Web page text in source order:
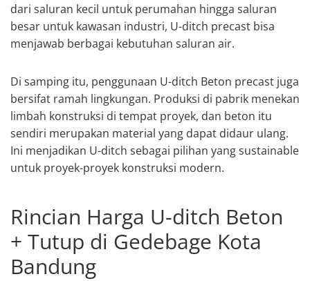
dari saluran kecil untuk perumahan hingga saluran
besar untuk kawasan industri, U-ditch precast bisa
menjawab berbagai kebutuhan saluran air.
Di samping itu, penggunaan U-ditch Beton precast juga
bersifat ramah lingkungan. Produksi di pabrik menekan
limbah konstruksi di tempat proyek, dan beton itu
sendiri merupakan material yang dapat didaur ulang.
Ini menjadikan U-ditch sebagai pilihan yang sustainable
untuk proyek-proyek konstruksi modern.
Rincian Harga U-ditch Beton
+ Tutup di Gedebage Kota
Bandung